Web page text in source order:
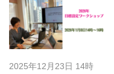
2025年12月23日 14時